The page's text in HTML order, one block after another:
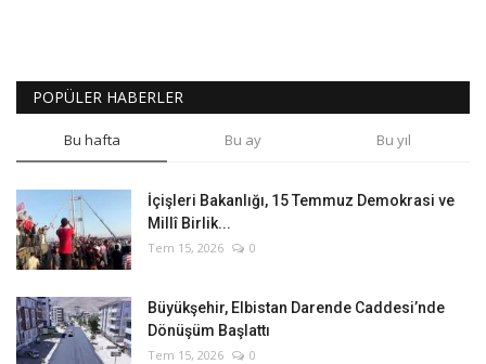
POPÜLER HABERLER
Bu hafta Bu ay Bu yıl
İçişleri Bakanlığı, 15 Temmuz Demokrasi ve
Millî Birlik...
Tem 15, 2026 0
Büyükşehir, Elbistan Darende Caddesi’nde
Dönüşüm Başlattı
Tem 15, 2026 0